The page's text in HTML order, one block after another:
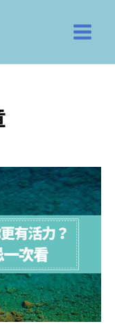
Menu
頁
面
頁
面
頁
面
頁
面
頁